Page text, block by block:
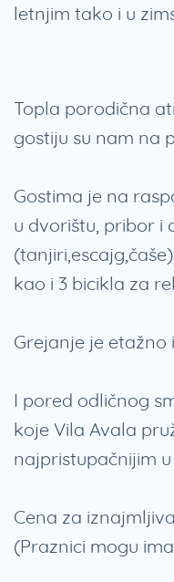
letnjim tako i u
Topla porodična
gostiju su nam na
Gostima je na
u dvorištu, pribor i
kao i 3 bicikla za
Grejanje je etažno
I pored odličnog
koje Vila Avala
najpristupačnijim u
Cena za
(Praznici mogu